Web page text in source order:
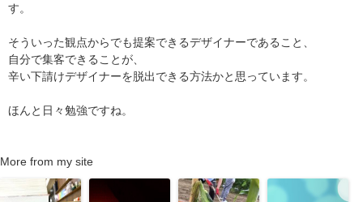
す。
そういった観点からでも提案できるデザイナーであること、
自分で集客できることが、
辛い下請けデザイナーを脱出できる方法かと思っています。
ほんと日々勉強ですね。
More from my site